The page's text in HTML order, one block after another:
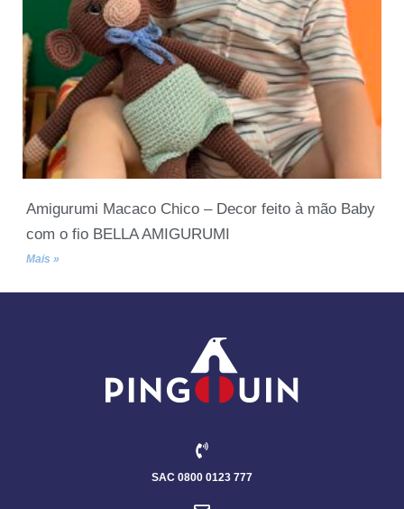
Amigurumi Macaco Chico – Decor feito à mão Baby
com o fio BELLA AMIGURUMI
Mais »
SAC 0800 0123 777